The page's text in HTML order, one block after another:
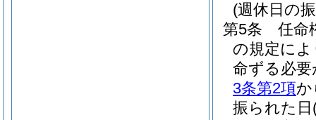
(週休日の
第5条
任命
の規定に
命ずる必
3条第2項
振られた日